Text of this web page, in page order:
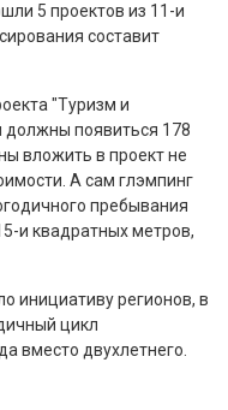
5 проектов из 11-и
составит
"Туризм и
должны появиться 178
вложить в проект не
А сам глэмпинг
пребывания
и квадратных метров,
инициативу регионов, в
цикл
вместо двухлетнего.